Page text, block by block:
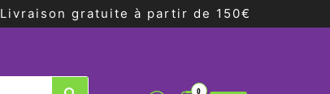
Livraison gratuite à partir de 150€
0